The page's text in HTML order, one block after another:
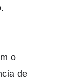
o
de